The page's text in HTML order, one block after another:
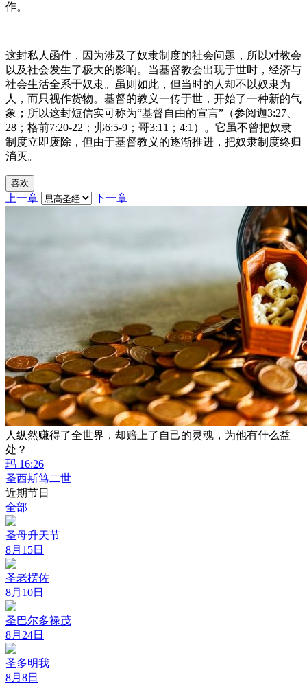
作。
这封私人函件，因为涉及了奴隶制度的社会问题，所以对教会
以及社会发生了极大的影响。当基督教会出现于世时，经济与
社会生活全系于奴隶。虽则如此，但当时的人却不以奴隶为
人，而只视作货物。基督的教义一传于世，开始了一种新的气
象；所以这封短信实可称为“基督自由的宣言”（参阅迦3:27、
28；格前7:20-22；弗6:5-9；哥3:11；4:1）。它虽不曾把奴隶
制度立即废除，但由于基督教义的逐渐推进，把奴隶制度终归
消灭。
喜欢
上一章 下一章
人纵然赚得了全世界，却赔上了自己的灵魂，为他有什么益
处？
玛 16:26
圣西斯笃二世
近期节日
全部
圣母升天节
8月15日
圣老楞佐
8月10日
圣巴尔多禄茂
8月24日
圣多明我
8月8日